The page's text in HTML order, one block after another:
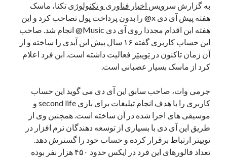
آخرین دیدگاه‌ها
یک نویسنده دیدگاه وردپرسدر تعمیرات تخصصی فیس آیدی
بایگانی‌ها
مارس 2026
فوریه 2026
ژانویه 2026
دسامبر 2025
نوامبر 2025
به گزارش سرویس اخبار فناوری و تکنولوژی تکنا، ماسک
هفته پیش آی دی x@ را بدون پرداخت پول تصاحب کرد و این
هفته ابن اقدام مجددا روی آی دی Music@ انجام شد. صاحب
این حساب کاربری گفته ۱۶ سال پیش این آیدی را ساخته و از
آن زمان تاکنون درتوییتر فعالیت داشته است. ابن فرد اعلام
کرد از ماسک بسیار عصبانی است.
جرمی وات، صاحب سابق این آی دی می گوید این حساب
کاربری را با هدف انجام تبلیغات برای بازی second life و
موسیقی های اجرا شده در آن ساخته است. همچنین وی از
طریق این آی دی با بسیاری از توسعه دهندگان نرم افزار در
توییتر ارتباط برقرار کرده و حساب خود را گسترش دهد.
تعداد فالورهای این فرد در ایکس حدود ۴۵۰ هزار نفر بوده